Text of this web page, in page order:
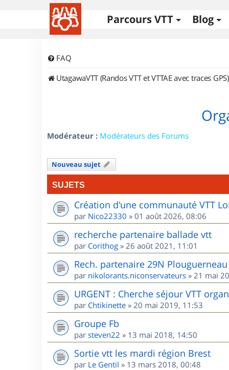
Parcours VTT Blog
FAQ
UtagawaVTT (Randos VTT et VTTAE avec traces GPS)
Modérateur : Modérateurs des Forums
Nouveau sujet
SUJETS
Création d'une communauté VTT
par Nico22330 » 01 août 2026, 08:06
recherche partenaire ballade vtt
par Corithog » 26 août 2021, 11:01
Rech. partenaire 29N
par nikolorants.niconservateurs » 21 mai
URGENT : Cherche séjour VTT
par Chtikinette » 20 mai 2019, 11:53
Groupe Fb
par steven22 » 13 mai 2018, 14:50
Sortie vtt les mardi région Brest
par Le Gentil » 13 mars 2018, 00:48